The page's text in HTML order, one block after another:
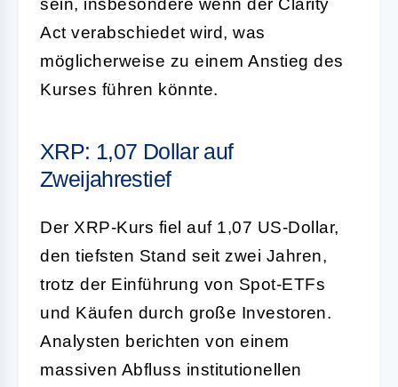
sein, insbesondere wenn der Clarity
Act verabschiedet wird, was
möglicherweise zu einem Anstieg des
Kurses führen könnte.
XRP: 1,07 Dollar auf
Zweijahrestief
Der XRP-Kurs fiel auf 1,07 US-Dollar,
den tiefsten Stand seit zwei Jahren,
trotz der Einführung von Spot-ETFs
und Käufen durch große Investoren.
Analysten berichten von einem
massiven Abfluss institutionellen